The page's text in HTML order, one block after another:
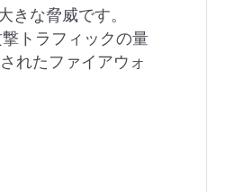
な脅威です。
トラフィックの量
れたファイアウォ